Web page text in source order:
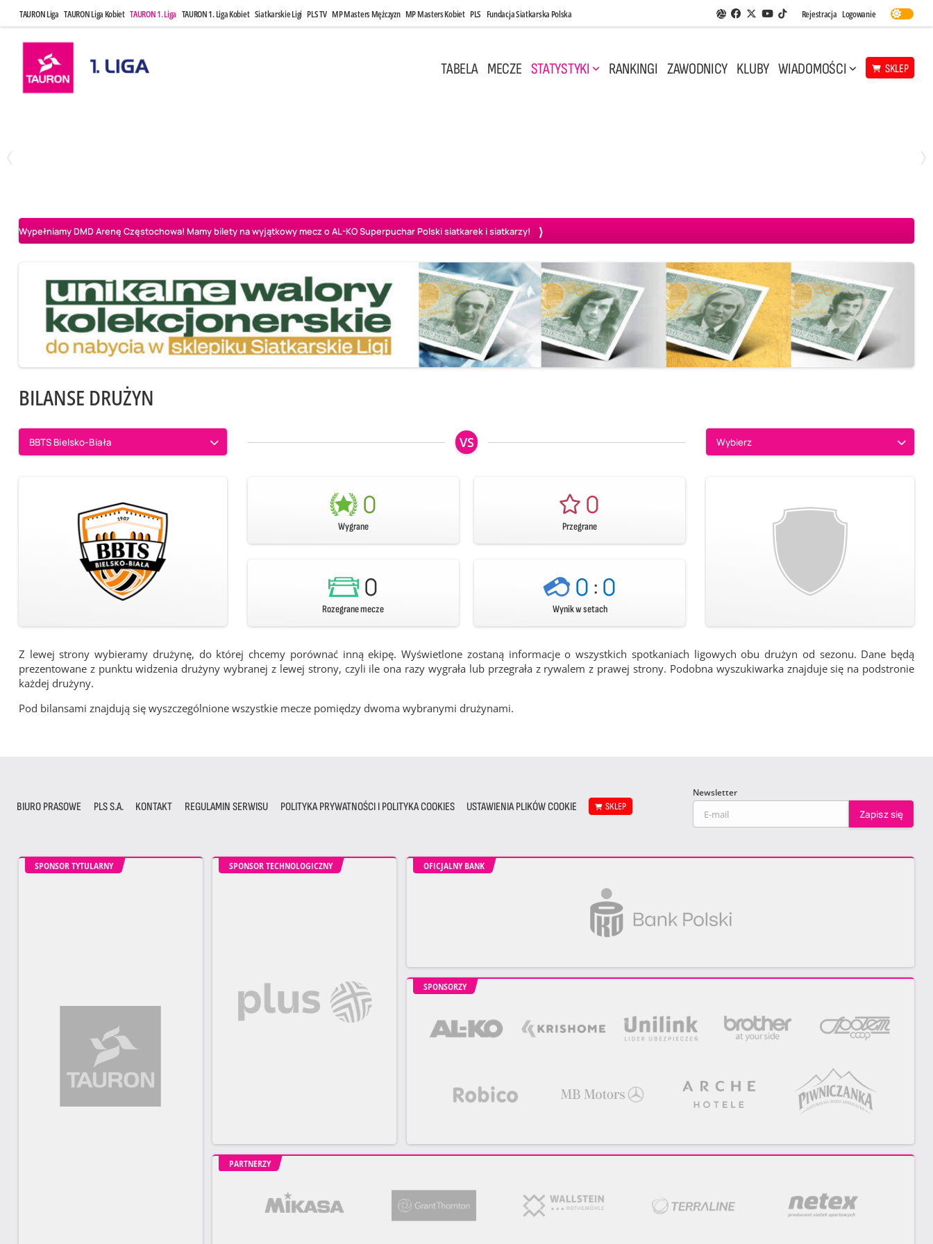
TAURON Liga TAURON Liga Kobiet TAURON 1. Liga TAURON 1. Liga Kobiet Siatkarskie Ligi PLS TV MP Masters Mężczyzn MP Masters Kobiet PLS Fundacja Siatkarska Polska Aplikacja Siatkarskie Ligi
Facebook
Twitter
Youtube
TikTok
Rejestracja Logowanie
TABELA MECZE STATYSTYKI RANKINGI ZAWODNICY KLUBY WIADOMOŚCI SKLEP
Wypełniamy DMD Arenę Częstochowa! Mamy bilety na wyjątkowy mecz o AL-KO Superpuchar Polski siatkarek i siatkarzy!
BILANSE DRUŻYN
BBTS Bielsko-Biała VS Wybierz
0
Wygrane
0
Przegrane
0
Rozegrane mecze
0:0
Wynik w setach
Z lewej strony wybieramy drużynę, do której chcemy porównać inną ekipę. Wyświetlone zostaną informacje o wszystkich spotkaniach ligowych obu drużyn od sezonu. Dane będą
prezentowane z punktu widzenia drużyny wybranej z lewej strony, czyli ile ona razy wygrała lub przegrała z rywalem z prawej strony. Podobna wyszukiwarka znajduje się na podstronie
każdej drużyny.
Pod bilansami znajdują się wyszczególnione wszystkie mecze pomiędzy dwoma wybranymi drużynami.
BIURO PRASOWE PLS S.A. KONTAKT REGULAMIN SERWISU POLITYKA PRYWATNOŚCI I POLITYKA COOKIES USTAWIENIA PLIKÓW COOKIE SKLEP
Newsletter
SPONSOR TYTULARNY SPONSOR TECHNOLOGICZNY OFICJALNY BANK
SPONSORZY
PARTNERZY